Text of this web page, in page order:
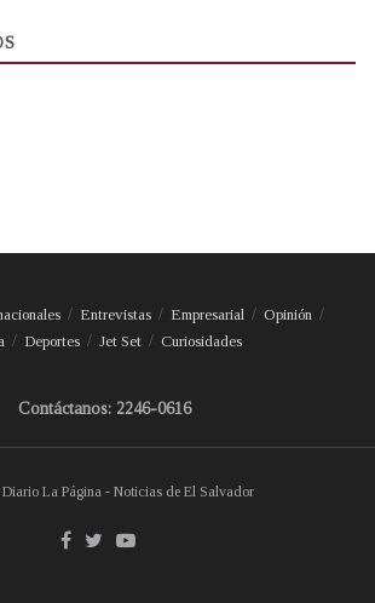
Entrevistas Empresarial
Opinión
Deportes Jet Set Curiosidades
Contáctanos: 2246-0616
La Página - Noticias de El Salvador